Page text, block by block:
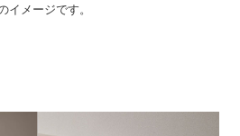
メージです。